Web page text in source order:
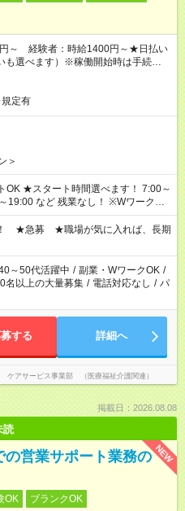
～ 経験者：時給1400円～★日払い
も選べます）※稼働開始時は手続き完
。
定有
＞
7:00～
ど 残業なし！ ※Wワークの
週40時間超の就業はご案内できませ
間以上勤務は社会保険への加入対象
日雇い派遣の原則禁止）により、
案内が難しい場合があります
！ ★急募 ★職場が気に入れば、長期
～50代活躍中 / 副業・WワークOK /
名以上の大量募集 / 電話対応なし / パ
する 詳細へ
ケアサービス事業部 （医療福祉介護関連）
掲載日：2026.08.08
読
NEW
の営業サポート業務の
OK
ブランクOK